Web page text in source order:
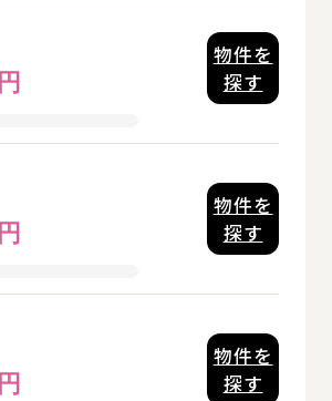
円
物件を
探す
円
物件を
探す
円
物件を
探す